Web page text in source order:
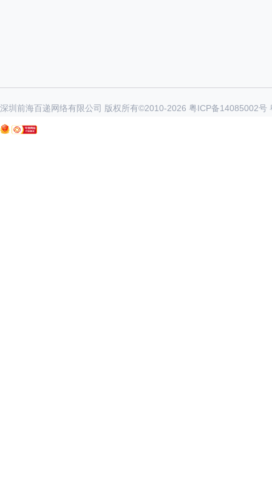
深圳前海百递网络有限公司 版权所有©2010-2026 粤ICP备14085002号